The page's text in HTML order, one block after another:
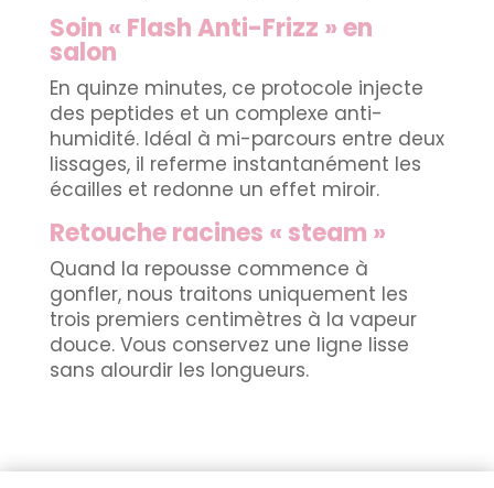
Soin « Flash Anti-Frizz » en
salon
En quinze minutes, ce protocole injecte
des peptides et un complexe anti-
humidité. Idéal à mi-parcours entre deux
lissages, il referme instantanément les
écailles et redonne un effet miroir.
Retouche racines « steam »
Quand la repousse commence à
gonfler, nous traitons uniquement les
trois premiers centimètres à la vapeur
douce. Vous conservez une ligne lisse
sans alourdir les longueurs.